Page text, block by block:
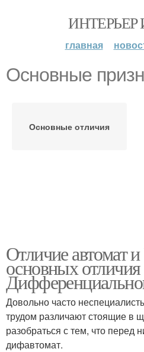
ИНТЕРЬЕР
главная
Основные
Основные отличия
Отличие автомат
основных
Довольно часто
трудом различают стоящие в
разобраться с тем, что перед
дифавтомат.